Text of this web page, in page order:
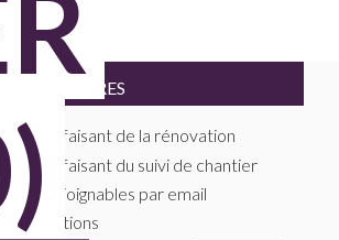
FILTRES
faisant de la rénovation
faisant du suivi de chantier
joignables par email
réalisations